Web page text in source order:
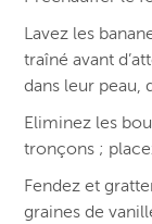
Lavez les
traîné avant
dans leur peau,
Eliminez les
tronçons ;
Fendez et
graines de